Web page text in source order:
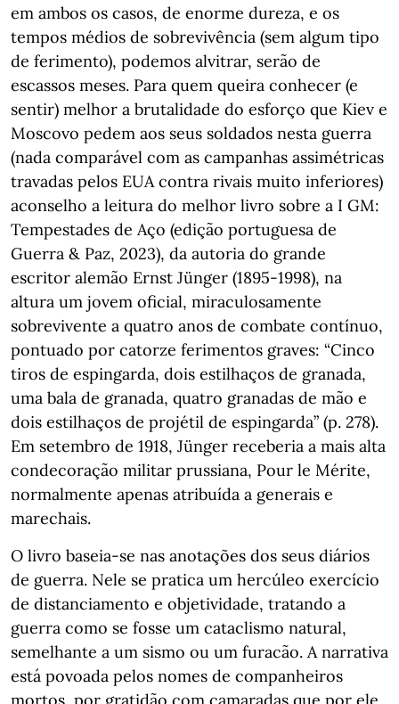
em ambos os casos, de enorme dureza, e os
tempos médios de sobrevivência (sem algum tipo
de ferimento), podemos alvitrar, serão de
escassos meses. Para quem queira conhecer (e
sentir) melhor a brutalidade do esforço que Kiev e
Moscovo pedem aos seus soldados nesta guerra
(nada comparável com as campanhas assimétricas
travadas pelos EUA contra rivais muito inferiores)
aconselho a leitura do melhor livro sobre a I GM:
Tempestades de Aço (edição portuguesa de
Guerra & Paz, 2023), da autoria do grande
escritor alemão Ernst Jünger (1895-1998), na
altura um jovem oficial, miraculosamente
sobrevivente a quatro anos de combate contínuo,
pontuado por catorze ferimentos graves: “Cinco
tiros de espingarda, dois estilhaços de granada,
uma bala de granada, quatro granadas de mão e
dois estilhaços de projétil de espingarda” (p. 278).
Em setembro de 1918, Jünger receberia a mais alta
condecoração militar prussiana, Pour le Mérite,
normalmente apenas atribuída a generais e
marechais.
O livro baseia-se nas anotações dos seus diários
de guerra. Nele se pratica um hercúleo exercício
de distanciamento e objetividade, tratando a
guerra como se fosse um cataclismo natural,
semelhante a um sismo ou um furacão. A narrativa
está povoada pelos nomes de companheiros